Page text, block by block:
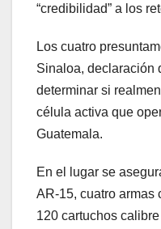
“credibilidad” a los
Los cuatro
Sinaloa, declaración
determinar si
célula activa que
Guatemala.
En el lugar se
AR-15, cuatro armas
120 cartuchos